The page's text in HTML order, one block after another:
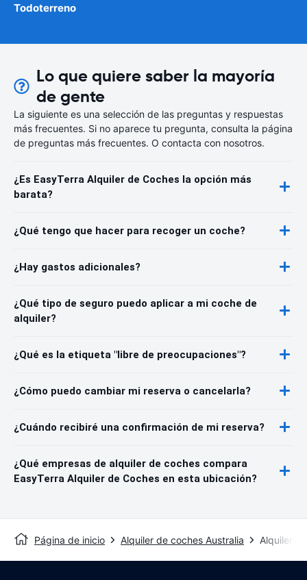
Todoterreno
Lo que quiere saber la mayoría
de gente
La siguiente es una selección de las preguntas y respuestas
más frecuentes. Si no aparece tu pregunta, consulta la página
de preguntas más frecuentes. O contacta con nosotros.
¿Es EasyTerra Alquiler de Coches la opción más
barata?
¿Qué tengo que hacer para recoger un coche?
¿Hay gastos adicionales?
¿Qué tipo de seguro puedo aplicar a mi coche de
alquiler?
¿Qué es la etiqueta "libre de preocupaciones"?
¿Cómo puedo cambiar mi reserva o cancelarla?
¿Cuándo recibiré una confirmación de mi reserva?
¿Qué empresas de alquiler de coches compara
EasyTerra Alquiler de Coches en esta ubicación?
Página de inicio Alquiler de coches Australia Alquiler